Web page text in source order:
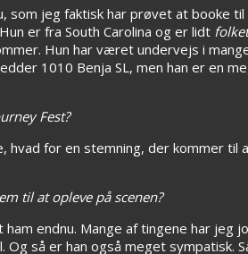
som jeg faktisk har prøvet at booke
er fra South Carolina og er lidt folket
Hun har været undervejs i
1010 Benja SL, men han er en
Fest?
hvad for en stemning, der kommer
til at opleve på scenen?
endnu. Mange af tingene har
så er han også meget